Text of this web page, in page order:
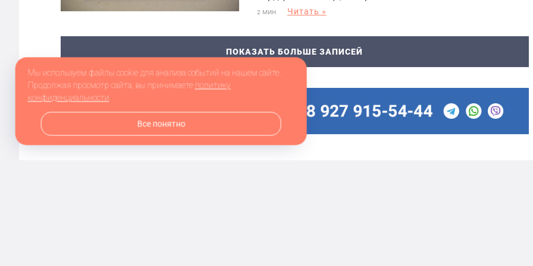
2 МИН Читать »
ПОКАЗАТЬ БОЛЬШЕ ЗАПИСЕЙ
Мы используем файлы cookie для анализа событий на нашем сайте.
Продолжая просмотр сайта, вы принимаетеполитику
конфиденциальности
Все понятно